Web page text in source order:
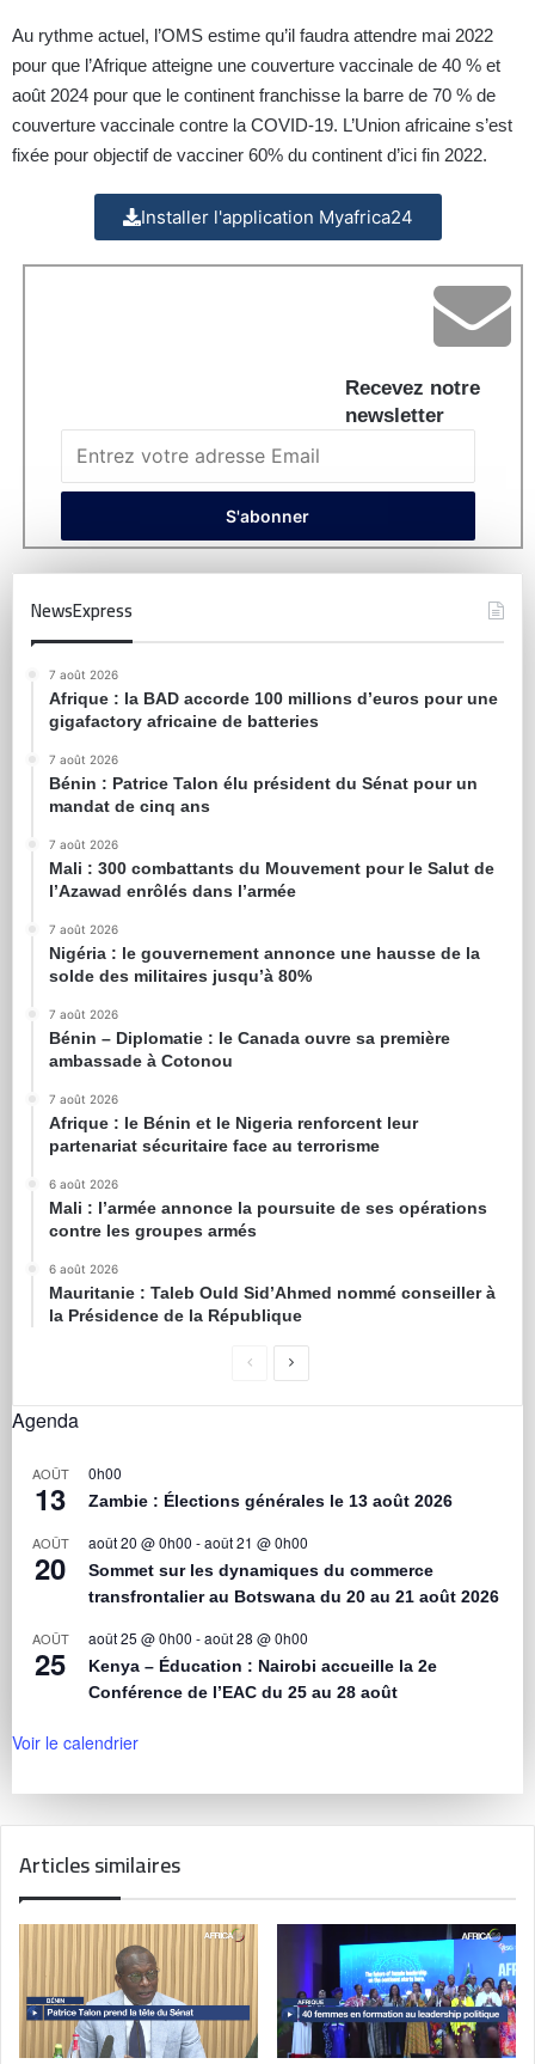
Au rythme actuel, l’OMS estime qu’il faudra attendre mai 2022
pour que l’Afrique atteigne une couverture vaccinale de 40 % et
août 2024 pour que le continent franchisse la barre de 70 % de
couverture vaccinale contre la COVID-19. L’Union africaine s’est
fixée pour objectif de vacciner 60% du continent d’ici fin 2022.
Installer l'application Myafrica24
Recevez notre
newsletter
NewsExpress
7 août 2026
Afrique : la BAD accorde 100 millions d’euros pour une
gigafactory africaine de batteries
7 août 2026
Bénin : Patrice Talon élu président du Sénat pour un
mandat de cinq ans
7 août 2026
Mali : 300 combattants du Mouvement pour le Salut de
l’Azawad enrôlés dans l’armée
7 août 2026
Nigéria : le gouvernement annonce une hausse de la
solde des militaires jusqu’à 80%
7 août 2026
Bénin – Diplomatie : le Canada ouvre sa première
ambassade à Cotonou
7 août 2026
Afrique : le Bénin et le Nigeria renforcent leur
partenariat sécuritaire face au terrorisme
6 août 2026
Mali : l’armée annonce la poursuite de ses opérations
contre les groupes armés
6 août 2026
Mauritanie : Taleb Ould Sid’Ahmed nommé conseiller à
la Présidence de la République
Agenda
AOÛT
13
0h00
Zambie : Élections générales le 13 août 2026
AOÛT
20
août 20 @ 0h00 -août 21 @ 0h00
Sommet sur les dynamiques du commerce
transfrontalier au Botswana du 20 au 21 août 2026
AOÛT
25
août 25 @ 0h00 -août 28 @ 0h00
Kenya – Éducation : Nairobi accueille la 2e
Conférence de l’EAC du 25 au 28 août
Voir le calendrier
Articles similaires